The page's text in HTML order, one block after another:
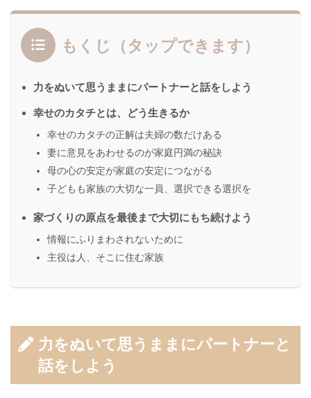
もくじ（タップできます）
力をぬいて思うままにパートナーと話をしよう
幸せのカタチとは、どう生きるか
幸せのカタチの正解は夫婦の数だけある
妻に意見をあわせるのが家庭円満の秘訣
母の心の安定が家庭の安定につながる
子どもも家族の大切な一員、選択できる選択を
家づくりの原点を最後まで大切にもち続けよう
情報にふりまわされないために
主役は人、そこに住む家族
力をぬいて思うままにパートナーと
話をしよう